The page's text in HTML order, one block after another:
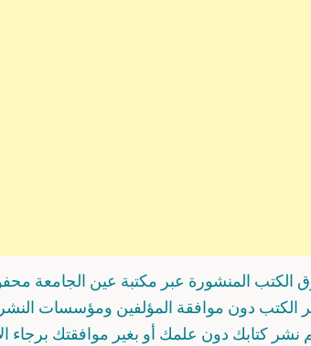
الكتب المنشورة عبر مكتبة عين الجامعة
الكتب دون موافقة المؤلفين ومؤسسات النشر
نشر كتابك دون علمك أو بغير موافقتك برجاء